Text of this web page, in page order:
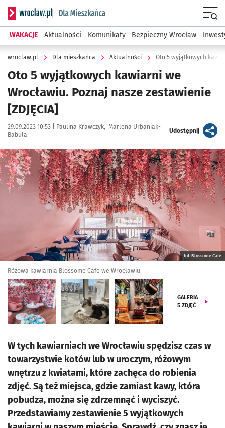
Serwis informacyjny wroclaw.pl podserwis: Dla mieszkańca
WAKACJE Aktualności Komunikaty Bezpieczny Wrocław
wroclaw.pl Dla mieszkańca Aktualności Oto 5 wyjątkowych
Oto 5 wyjątkowych kawiarni we
Wrocławiu. Poznaj nasze zestawienie
[ZDJĘCIA]
Data publikacji:
29.09.2023 10:53 | Autor:
Paulina Krawczyk
Marlena Urbaniak-
Babula
Udostępnijartykuł
Kliknij, aby zobaczyć galerię
Kliknij, aby powiększyć
fot. Blossome Cafe
Różowa kawiarnia Blossome Cafe we Wrocławiu
GALERIA
5 ZDJĘĆ
W tych kawiarniach we Wrocławiu spędzisz czas w
towarzystwie kotów lub w uroczym, różowym
wnętrzu z kwiatami, które zachęca do robienia
zdjęć. Są też miejsca, gdzie zamiast kawy, która
pobudza, można się zdrzemnąć i wyciszyć.
Przedstawiamy zestawienie 5 wyjątkowych